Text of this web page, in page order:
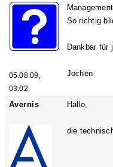
05.08.09,
03:02
So richtig
Dankbar für
Jochen
Avernis Hallo,
die